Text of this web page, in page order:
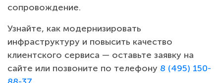
сопровождение.
Узнайте, как модернизировать
инфраструктуру и повысить качество
клиентского сервиса — оставьте заявку на
сайте или позвоните по телефону 8 (495) 150-